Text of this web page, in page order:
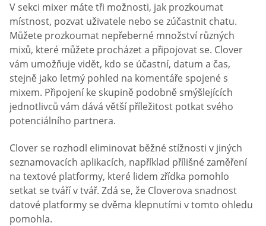
V sekci mixer máte tři možnosti, jak prozkoumat
místnost, pozvat uživatele nebo se zúčastnit chatu.
Můžete prozkoumat nepřeberné množství různých
mixů, které můžete procházet a připojovat se. Clover
vám umožňuje vidět, kdo se účastní, datum a čas,
stejně jako letmý pohled na komentáře spojené s
mixem. Připojení ke skupině podobně smýšlejících
jednotlivců vám dává větší příležitost potkat svého
potenciálního partnera.
Clover se rozhodl eliminovat běžné stížnosti v jiných
seznamovacích aplikacích, například přílišné zaměření
na textové platformy, které lidem zřídka pomohlo
setkat se tváří v tvář. Zdá se, že Cloverova snadnost
datové platformy se dvěma klepnutími v tomto ohledu
pomohla.